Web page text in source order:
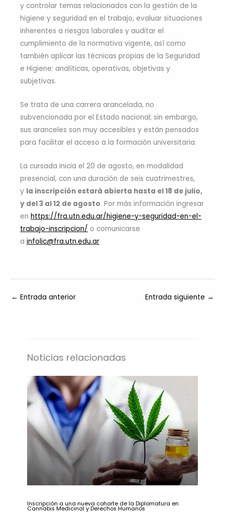
y controlar temas relacionados con la gestión de la
higiene y seguridad en el trabajo, evaluar situaciones
inherentes a riesgos laborales y auditar el
cumplimiento de la normativa vigente, así como
también aplicar las técnicas propias de la Seguridad
e Higiene: analíticas, operativas, objetivas y
subjetivas.
Se trata de una carrera arancelada, no
subvencionada por el Estado nacional; sin embargo,
sus aranceles son muy accesibles y están pensados
para facilitar el acceso a la formación universitaria.
La cursada inicia el 20 de agosto, en modalidad
presencial, con una duración de seis cuatrimestres,
y la inscripción estará abierta hasta el 18 de julio,
y del 3 al 12 de agosto. Por más información ingresar
en https://fra.utn.edu.ar/higiene-y-seguridad-en-el-
trabajo-inscripcion/ o comunicarse
a infolic@fra.utn.edu.ar
← Entrada anterior Entrada siguiente →
Noticias relacionadas
Inscripción a una nueva cohorte de la Diplomatura en
Cannabis Medicinal y Derechos Humanos